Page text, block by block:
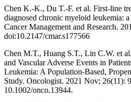
Chen K.-K., Du T.-F. et al. First-line
diagnosed chronic myeloid leukemia:
Cancer Management and Research.
doi:10.2147/cmar.s177566
Chen M.T., Huang S.T., Lin C.W. et
and Vascular Adverse Events in
Leukemia: A Population-Based,
Study. Oncologist. 2021 Nov; 26(11):
10.1002/onco.13944.